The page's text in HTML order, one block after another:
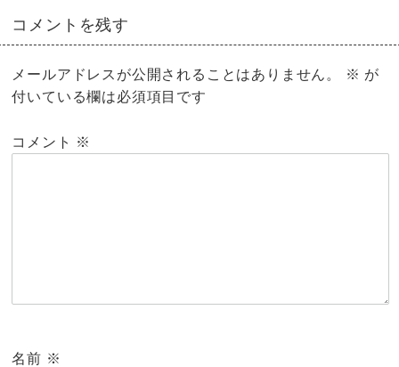
コメントを残す
メールアドレスが公開されることはありません。 ※ が
付いている欄は必須項目です
コメント ※
名前 ※